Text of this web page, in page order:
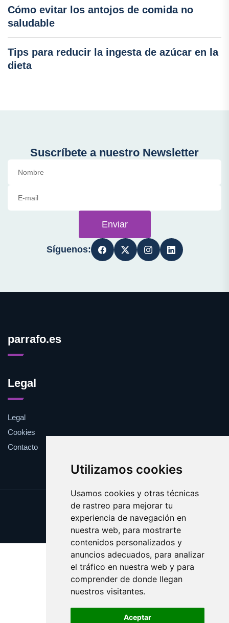
Utilizamos cookies
Usamos cookies y otras técnicas
de rastreo para mejorar tu
experiencia de navegación en
nuestra web, para mostrarte
contenidos personalizados y
anuncios adecuados, para analizar
el tráfico en nuestra web y para
comprender de donde llegan
nuestros visitantes.
Aceptar
Cómo evitar los antojos de comida no
saludable
Tips para reducir la ingesta de azúcar en la
dieta
Suscríbete a nuestro Newsletter
Enviar
Síguenos:
parrafo.es
Legal
Legal
Cookies
Contacto
Update cookies preferences
Copyright © 2025 parrafo.es